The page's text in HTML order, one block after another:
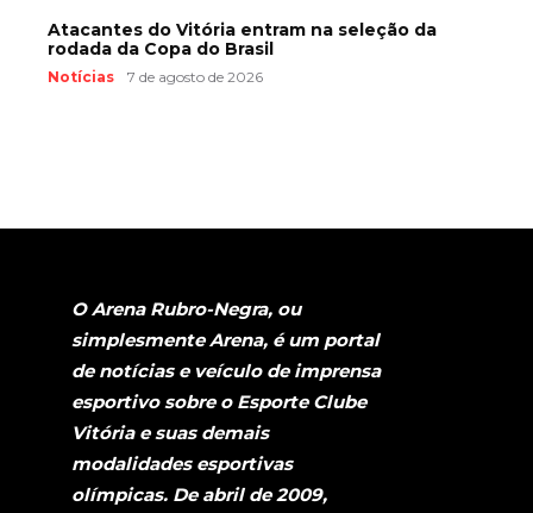
Atacantes do Vitória entram na seleção da
rodada da Copa do Brasil
Notícias 7 de agosto de 2026
O Arena Rubro-Negra, ou
simplesmente Arena, é um portal
de notícias e veículo de imprensa
esportivo sobre o Esporte Clube
Vitória e suas demais
modalidades esportivas
olímpicas. De abril de 2009,